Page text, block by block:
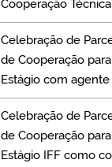
Cooperação Técnica
Celebração de
de Cooperação
Estágio com
Celebração de
de Cooperação
Estágio IFF como